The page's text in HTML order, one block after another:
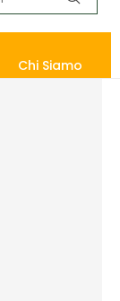
Chi Siamo